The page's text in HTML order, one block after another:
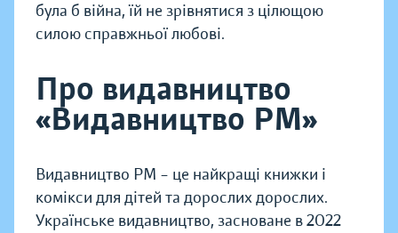
була б війна, їй не зрівнятися з цілющою
силою справжньої любові.
Про видавництво
«Видавництво РМ»
Видавництво РМ – це найкращі книжки і
комікси для дітей та дорослих дорослих.
Українське видавництво, засноване в 2022